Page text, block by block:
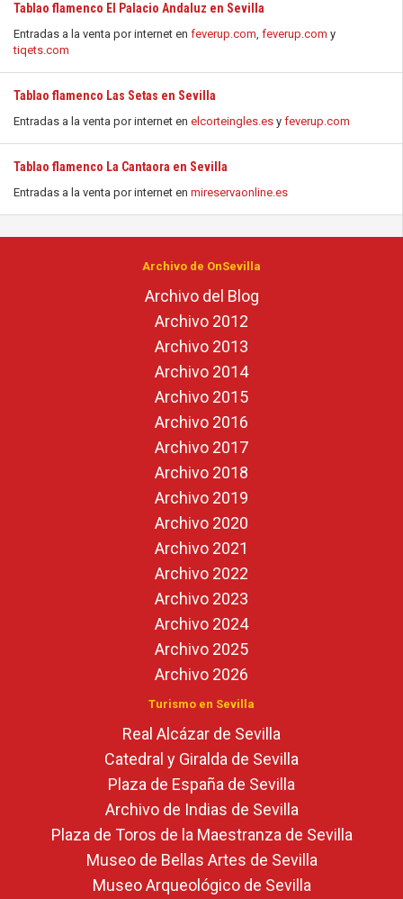
Tablao flamenco El Palacio Andaluz en Sevilla
Entradas a la venta por internet en feverup.com, feverup.com y
tiqets.com
Tablao flamenco Las Setas en Sevilla
Entradas a la venta por internet en elcorteingles.es y feverup.com
Tablao flamenco La Cantaora en Sevilla
Entradas a la venta por internet en mireservaonline.es
Archivo de OnSevilla
Archivo del Blog
Archivo 2012
Archivo 2013
Archivo 2014
Archivo 2015
Archivo 2016
Archivo 2017
Archivo 2018
Archivo 2019
Archivo 2020
Archivo 2021
Archivo 2022
Archivo 2023
Archivo 2024
Archivo 2025
Archivo 2026
Turismo en Sevilla
Real Alcázar de Sevilla
Catedral y Giralda de Sevilla
Plaza de España de Sevilla
Archivo de Indias de Sevilla
Plaza de Toros de la Maestranza de Sevilla
Museo de Bellas Artes de Sevilla
Museo Arqueológico de Sevilla